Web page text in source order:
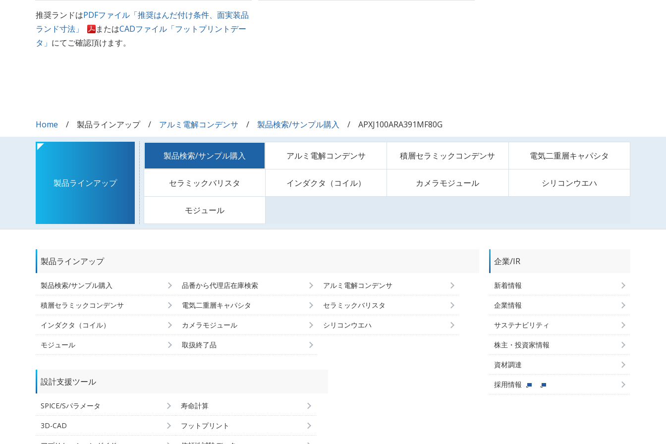
推奨ランドはPDFファイル「推奨はんだ付け条件、面実装品
ランド寸法」
またはCADファイル「フットプリントデー
タ」 にてご確認頂けます。
Home 製品ラインアップ アルミ電解コンデンサ 製品検索/サンプル購入 APXJ100ARA391MF80G
製品ラインアップ
製品検索/サンプル購入 アルミ電解コンデンサ 積層セラミックコンデンサ 電気二重層キャパシタ
セラミックバリスタ インダクタ（コイル） カメラモジュール シリコンウエハ
モジュール
製品ラインアップ
製品検索/サンプル購入 品番から代理店在庫検索 アルミ電解コンデンサ
積層セラミックコンデンサ 電気二重層キャパシタ セラミックバリスタ
インダクタ（コイル） カメラモジュール シリコンウエハ
モジュール 取扱終了品
設計支援ツール
SPICE/Sパラメータ 寿命計算
3D-CAD フットプリント
企業/IR
新着情報
企業情報
サステナビリティ
株主・投資家情報
資材調達
採用情報